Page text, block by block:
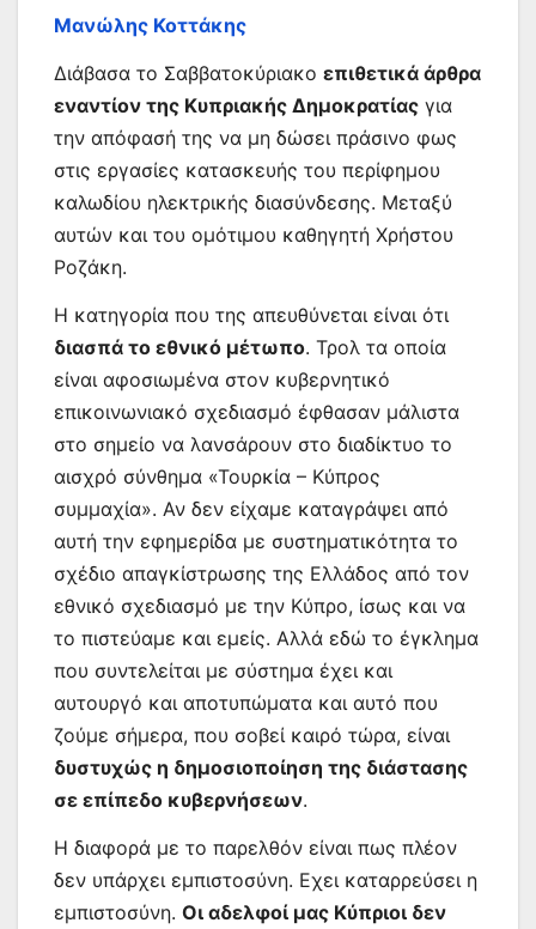
Μανώλης Κοττάκης
Διάβασα το Σαββατοκύριακο επιθετικά άρθρα
εναντίον της Κυπριακής Δημοκρατίας για
την απόφασή της να μη δώσει πράσινο φως
στις εργασίες κατασκευής του περίφημου
καλωδίου ηλεκτρικής διασύνδεσης. Μεταξύ
αυτών και του ομότιμου καθηγητή Χρήστου
Ροζάκη.
Η κατηγορία που της απευθύνεται είναι ότι
διασπά το εθνικό μέτωπο. Τρολ τα οποία
είναι αφοσιωμένα στον κυβερνητικό
επικοινωνιακό σχεδιασμό έφθασαν μάλιστα
στο σημείο να λανσάρουν στο διαδίκτυο το
αισχρό σύνθημα «Τουρκία – Κύπρος
συμμαχία». Αν δεν είχαμε καταγράψει από
αυτή την εφημερίδα με συστηματικότητα το
σχέδιο απαγκίστρωσης της Ελλάδος από τον
εθνικό σχεδιασμό με την Κύπρο, ίσως και να
το πιστεύαμε και εμείς. Αλλά εδώ το έγκλημα
που συντελείται με σύστημα έχει και
αυτουργό και αποτυπώματα και αυτό που
ζούμε σήμερα, που σοβεί καιρό τώρα, είναι
δυστυχώς η δημοσιοποίηση της διάστασης
σε επίπεδο κυβερνήσεων.
Η διαφορά με το παρελθόν είναι πως πλέον
δεν υπάρχει εμπιστοσύνη. Εχει καταρρεύσει η
εμπιστοσύνη. Οι αδελφοί μας Κύπριοι δεν